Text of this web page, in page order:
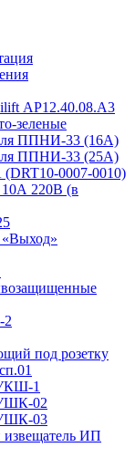
АP12.40.08.A3
зеленые
ППНИ-33 (16А)
ППНИ-33 (25А)
0007-0010)
220В (в
«Выход»
2
под розетку
1
УШК-02
УШК-03
ИП